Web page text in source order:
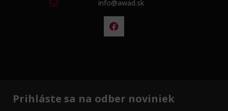
info@awad.sk
Prihláste sa na odber noviniek